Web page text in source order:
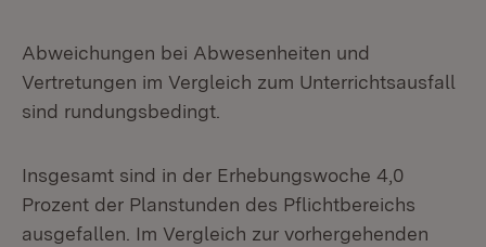
Abweichungen bei Abwesenheiten und
Vertretungen im Vergleich zum Unterrichtsausfall
sind rundungsbedingt.
Insgesamt sind in der Erhebungswoche 4,0
Prozent der Planstunden des Pflichtbereichs
ausgefallen. Im Vergleich zur vorhergehenden